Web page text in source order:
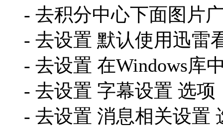
- 去积分中心下面图片
- 去设置 默认使用迅雷
- 去设置 在Windows库
- 去设置 字幕设置 选项
- 去设置 消息相关设置